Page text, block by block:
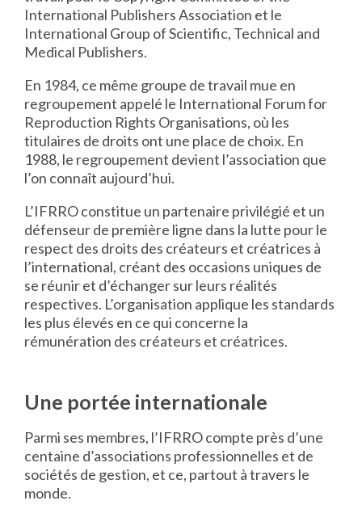
International Publishers Association et le
International Group of Scientific, Technical and
Medical Publishers.
En 1984, ce même groupe de travail mue en
regroupement appelé le International Forum for
Reproduction Rights Organisations, où les
titulaires de droits ont une place de choix. En
1988, le regroupement devient l’association que
l’on connaît aujourd’hui.
L’IFRRO constitue un partenaire privilégié et un
défenseur de première ligne dans la lutte pour le
respect des droits des créateurs et créatrices à
l’international, créant des occasions uniques de
se réunir et d’échanger sur leurs réalités
respectives. L’organisation applique les standards
les plus élevés en ce qui concerne la
rémunération des créateurs et créatrices.
Une portée internationale
Parmi ses membres, l’IFRRO compte près d’une
centaine d’associations professionnelles et de
sociétés de gestion, et ce, partout à travers le
monde.